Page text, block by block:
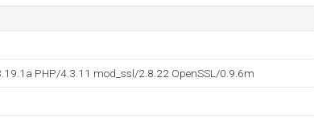
PHP/4.3.11 mod_ssl/2.8.22 OpenSSL/0.9.6m